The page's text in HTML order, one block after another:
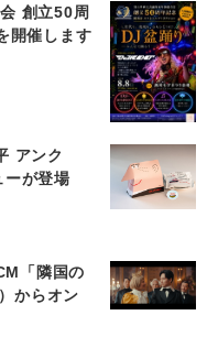
創立50周
開催します
アンク
ーが登場
「隣国の
からオン